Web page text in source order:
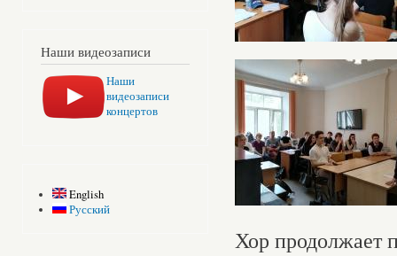
Наши видеозаписи
Наши
видеозаписи
концертов
English
Русский
Хор продолжает